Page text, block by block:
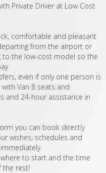
Private Driver at Low Cost
comfortable and pleasant
from the airport or
to the low-cost model so the
even if only one person is
Van 8 seats and
and 24-hour assistance in
you can book directly
wishes, schedules and
to start and the time
the rest!